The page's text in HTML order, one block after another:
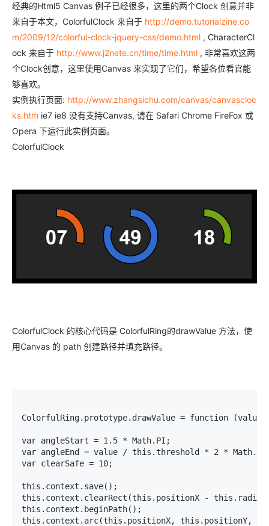
经典的Html5 Canvas 例子已经很多，这里的两个Clock 创意并非
来自于本文，ColorfulClock 来自于 http://demo.tutorialzine.co
m/2009/12/colorful-clock-jquery-css/demo.html , CharacterCl
ock 来自于 http://www.j2nete.cn/time/time.html , 非常喜欢这两
个Clock创意，这里使用Canvas 来实现了它们，希望各位看官能
够喜欢。
实例执行页面: http://www.zhangsichu.com/canvas/canvascloc
ks.htm ie7 ie8 没有支持Canvas, 请在 Safari Chrome FireFox 或
Opera 下运行此实例页面。
ColorfulClock
ColorfulClock 的核心代码是 ColorfulRing的drawValue 方法，使
用Canvas 的 path 创建路径并填充路径。
ColorfulRing.prototype.drawValue = function
var angleStart = 1.5 * Math.PI;
var angleEnd = value / this.threshold * 2 *
var clearSafe = 10;
this.context.save();
this.context.clearRect(this.positionX -
this.context.beginPath();
this.context.arc(this.positionX, this.positionY,